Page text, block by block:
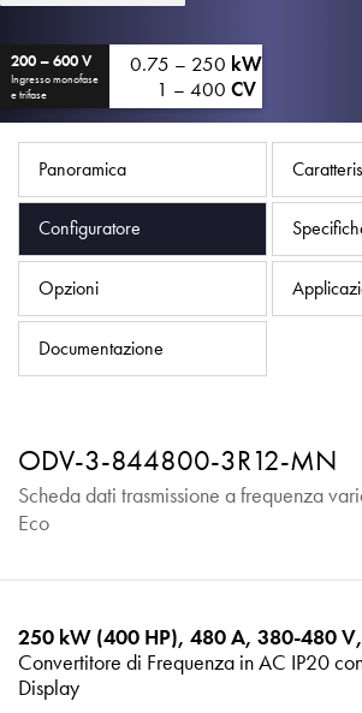
200 – 600 V
Ingresso monofase
e trifase
0.75 – 250 kW
1 – 400 CV
Panoramica
Configuratore
Opzioni
Documentazione
ODV-3-844800-3R12-MN
Scheda dati trasmissione a frequenza
Eco
250 kW (400 HP), 480 A, 380-480
Convertitore di Frequenza in AC IP20
Display